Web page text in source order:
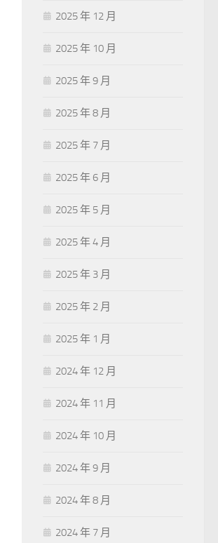
2025 年 12 月
2025 年 10 月
2025 年 9 月
2025 年 8 月
2025 年 7 月
2025 年 6 月
2025 年 5 月
2025 年 4 月
2025 年 3 月
2025 年 2 月
2025 年 1 月
2024 年 12 月
2024 年 11 月
2024 年 10 月
2024 年 9 月
2024 年 8 月
2024 年 7 月